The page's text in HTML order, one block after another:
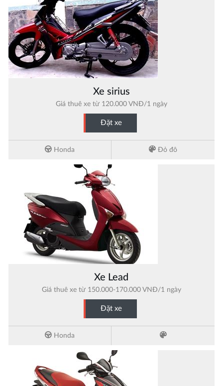
Xe sirius
Giá thuê xe từ 120.000 VNĐ/1 ngày
Đặt xe
Honda Đỏ đô
Xe Lead
Giá thuê xe từ 150.000-170.000 VNĐ/1 ngày
Đặt xe
Honda